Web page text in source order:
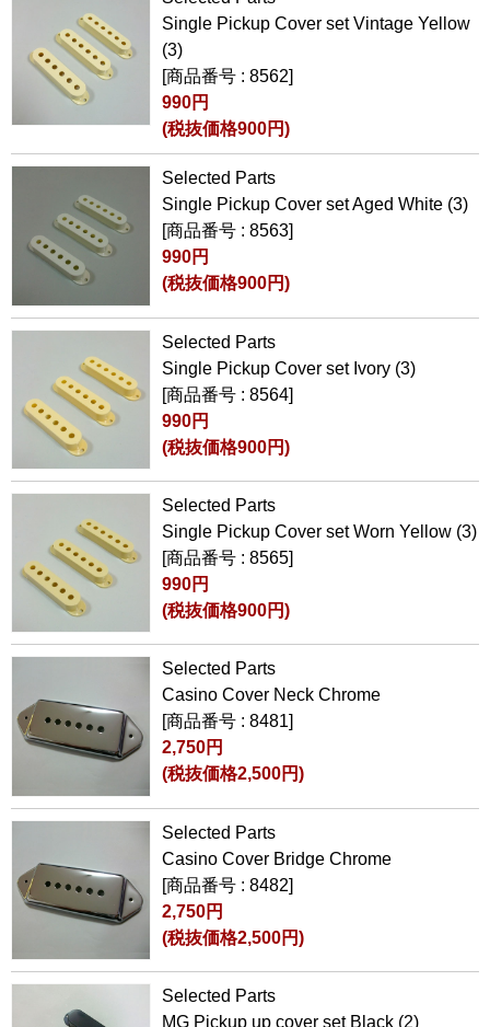
Single Pickup Cover set Vintage Yellow
(3)
[商品番号 : 8562]
990円
(税抜価格900円)
Selected Parts
Single Pickup Cover set Aged White (3)
[商品番号 : 8563]
990円
(税抜価格900円)
Selected Parts
Single Pickup Cover set Ivory (3)
[商品番号 : 8564]
990円
(税抜価格900円)
Selected Parts
Single Pickup Cover set Worn Yellow (3)
[商品番号 : 8565]
990円
(税抜価格900円)
Selected Parts
Casino Cover Neck Chrome
[商品番号 : 8481]
2,750円
(税抜価格2,500円)
Selected Parts
Casino Cover Bridge Chrome
[商品番号 : 8482]
2,750円
(税抜価格2,500円)
Selected Parts
MG Pickup up cover set Black (2)